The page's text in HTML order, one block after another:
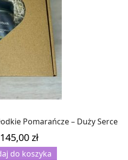
Pomarańcze – Duży Serce
145,00zł
do koszyka